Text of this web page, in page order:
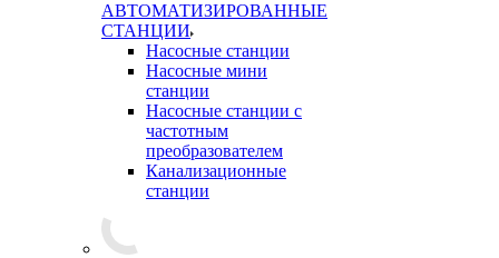
АВТОМАТИЗИРОВАННЫЕ
СТАНЦИИ
Насосные станции
Насосные мини
станции
Насосные станции с
частотным
преобразователем
Канализационные
станции